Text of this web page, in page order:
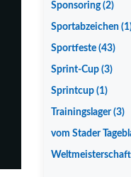
Sponsoring(2)
Sportabzeichen
Sportfeste (43)
Sprint-Cup (3)
Sprintcup (1)
Trainingslager(3)
vom Stader